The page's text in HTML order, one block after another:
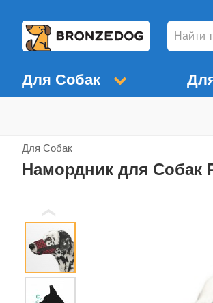
Для Собак
Для Собак
Намордник для Собак